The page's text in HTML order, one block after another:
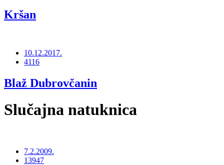
Kršan
10.12.2017.
4116
Blaž Dubrovčanin
Slučajna natuknica
7.2.2009.
13947